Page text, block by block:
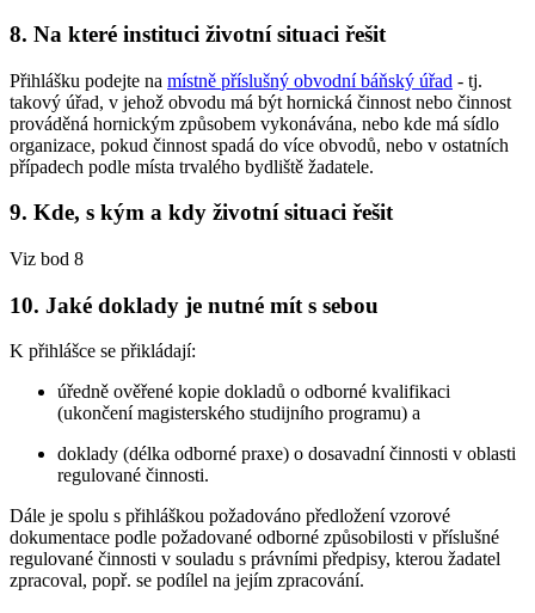
8. Na které instituci životní situaci řešit
Přihlášku podejte na místně příslušný obvodní báňský úřad - tj.
takový úřad, v jehož obvodu má být hornická činnost nebo činnost
prováděná hornickým způsobem vykonávána, nebo kde má sídlo
organizace, pokud činnost spadá do více obvodů, nebo v ostatních
případech podle místa trvalého bydliště žadatele.
9. Kde, s kým a kdy životní situaci řešit
Viz bod 8
10. Jaké doklady je nutné mít s sebou
K přihlášce se přikládají:
úředně ověřené kopie dokladů o odborné kvalifikaci
(ukončení magisterského studijního programu) a
doklady (délka odborné praxe) o dosavadní činnosti v oblasti
regulované činnosti.
Dále je spolu s přihláškou požadováno předložení vzorové
dokumentace podle požadované odborné způsobilosti v příslušné
regulované činnosti v souladu s právními předpisy, kterou žadatel
zpracoval, popř. se podílel na jejím zpracování.